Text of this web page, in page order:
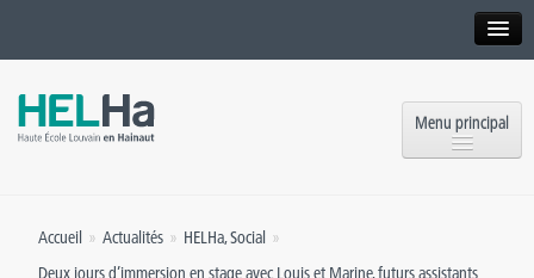
Menu principal
Accueil » Actualités » HELHa,Social »
Deux jours d’immersion en stage avec Louis et Marine, futurs assistants